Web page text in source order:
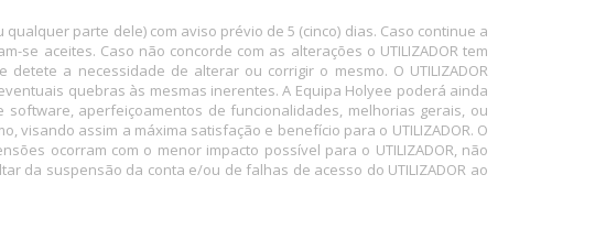
parte dele) com aviso prévio de 5 (cinco) dias. Caso continue a
se aceites. Caso não concorde com as alterações o UTILIZADOR tem
a necessidade de alterar ou corrigir o mesmo. O UTILIZADOR
quebras às mesmas inerentes. A Equipa Holyee poderá ainda
aperfeiçoamentos de funcionalidades, melhorias gerais, ou
visando assim a máxima satisfação e benefício para o UTILIZADOR. O
ocorram com o menor impacto possível para o UTILIZADOR, não
da suspensão da conta e/ou de falhas de acesso do UTILIZADOR ao